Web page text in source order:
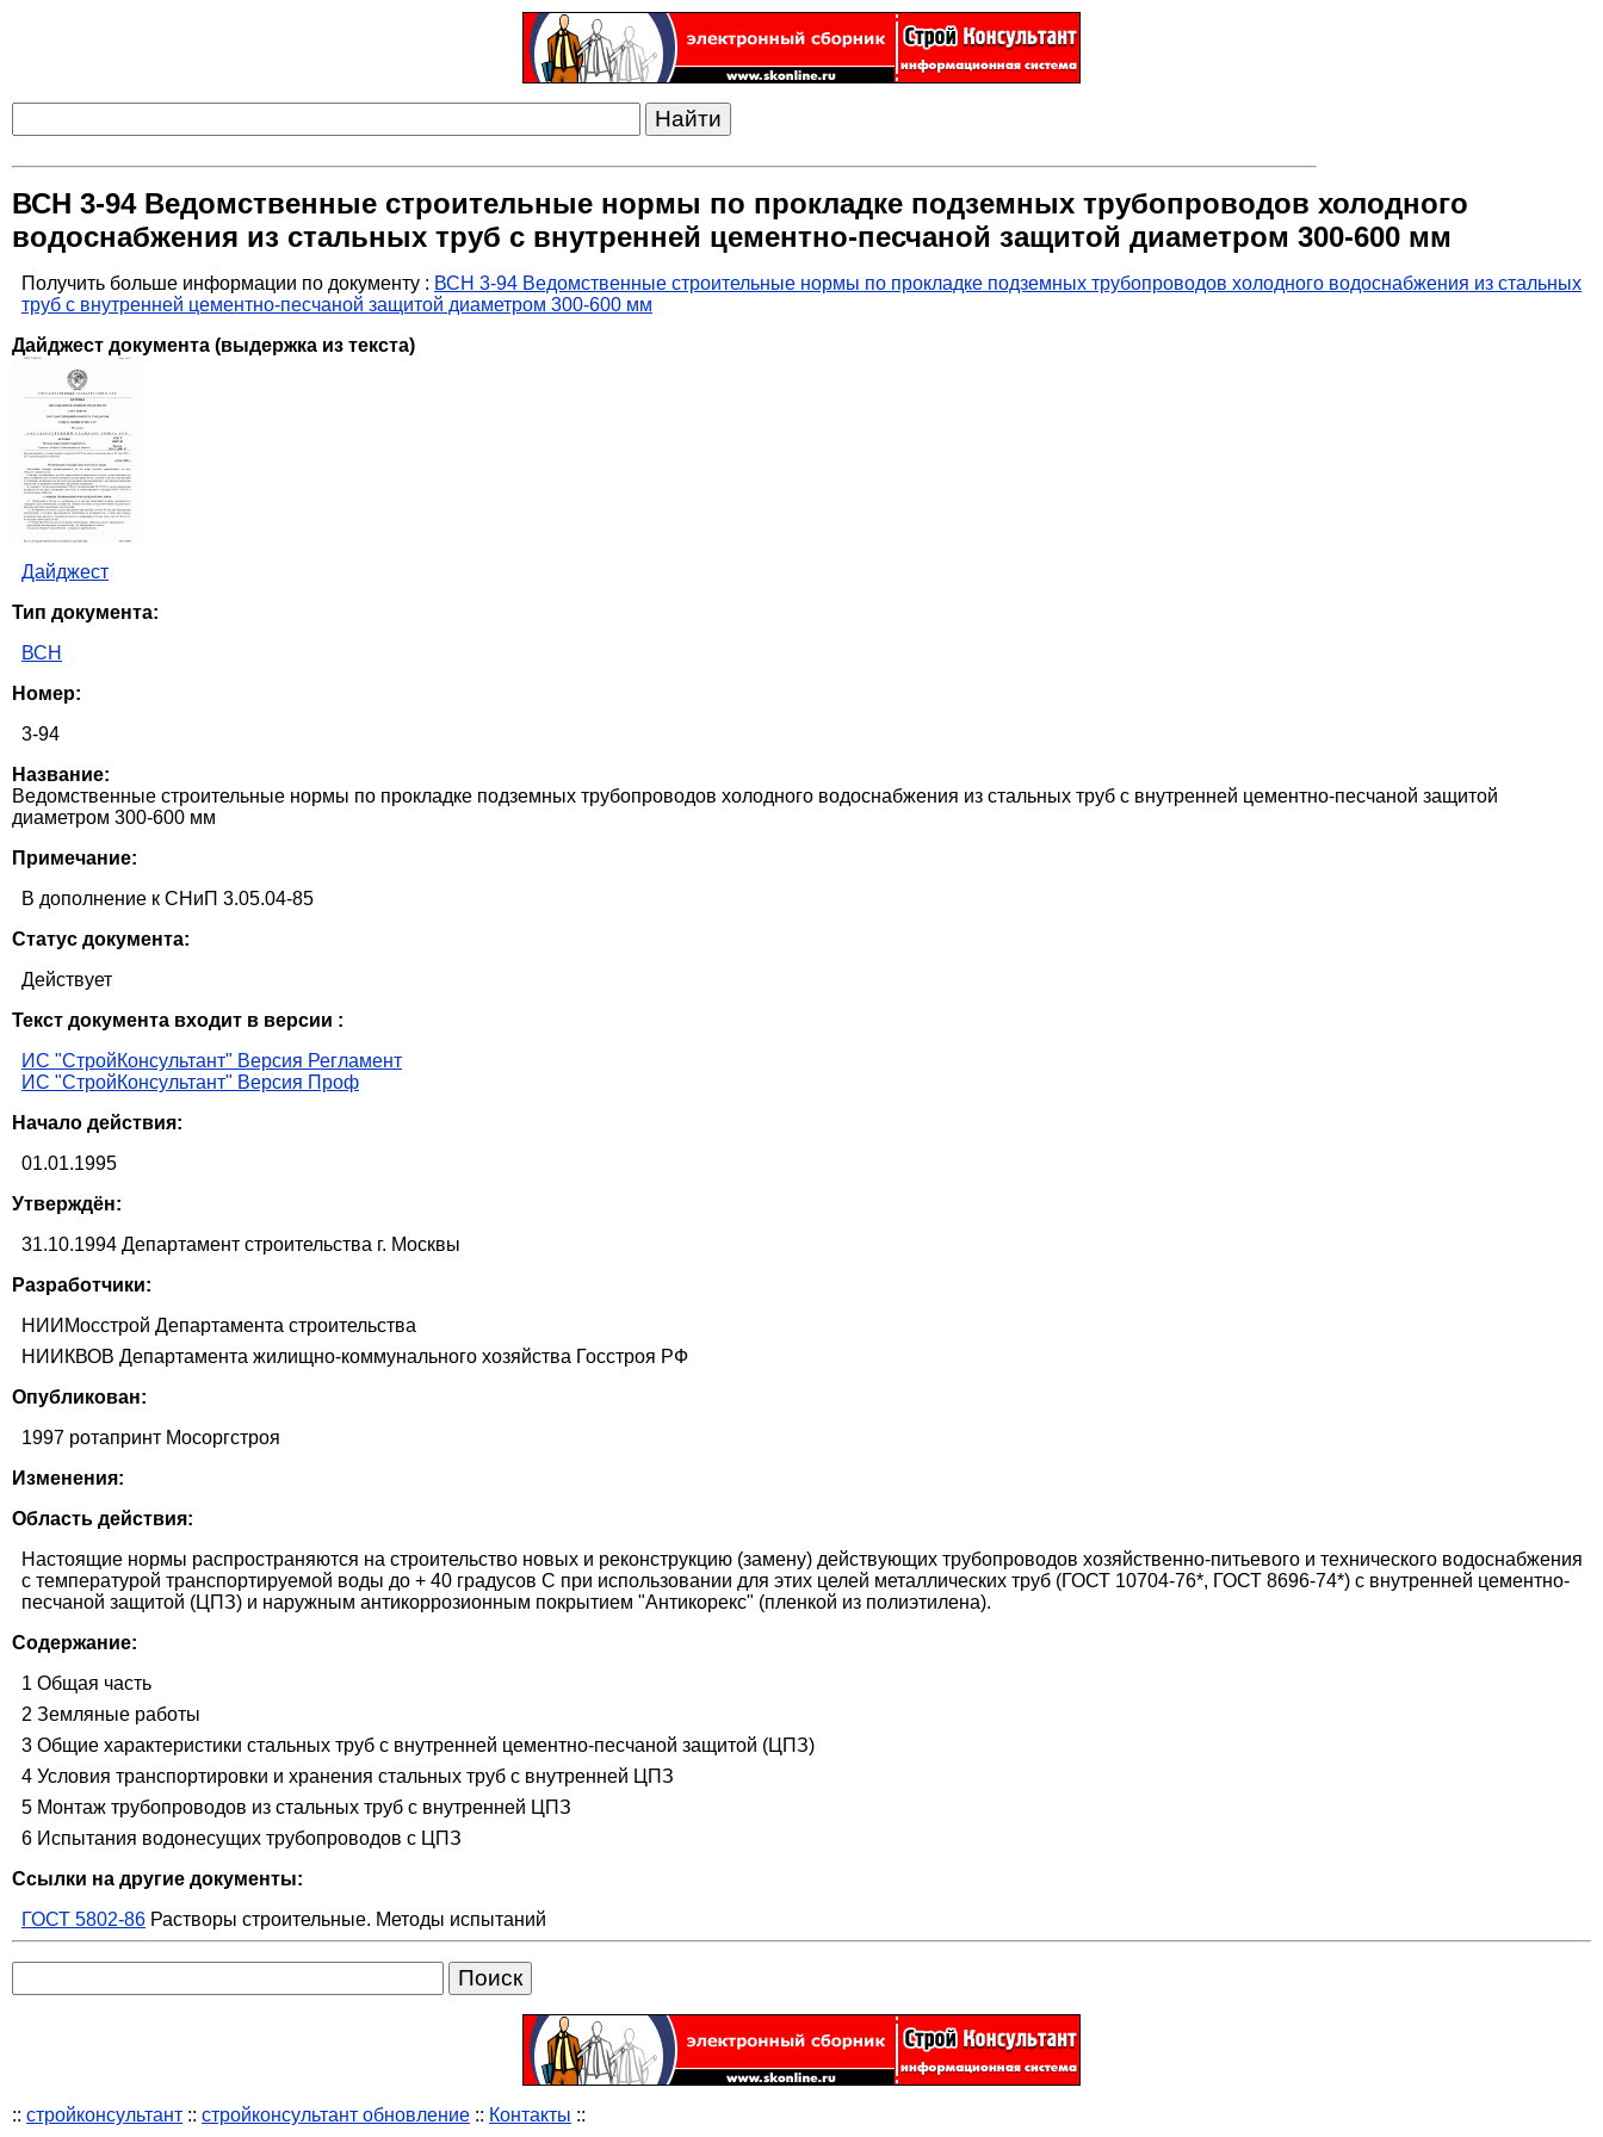
ВСН 3-94 Ведомственные строительные нормы по прокладке подземных трубопроводов холодного
водоснабжения из стальных труб с внутренней цементно-песчаной защитой диаметром 300-600 мм
Получить больше информации по документу : ВСН 3-94 Ведомственные строительные нормы по прокладке подземных трубопроводов холодного водоснабжения из стальных
труб с внутренней цементно-песчаной защитой диаметром 300-600 мм
Дайджест документа (выдержка из текста)
Дайджест
Тип документа:
ВСН
Номер:
3-94
Название:
Ведомственные строительные нормы по прокладке подземных трубопроводов холодного водоснабжения из стальных труб с внутренней цементно-песчаной защитой
диаметром 300-600 мм
Примечание:
В дополнение к СНиП 3.05.04-85
Статус документа:
Действует
Текст документа входит в версии :
ИС "СтройКонсультант" Версия Регламент
ИС "СтройКонсультант" Версия Проф
Начало действия:
01.01.1995
Утверждён:
31.10.1994 Департамент строительства г. Москвы
Разработчики:
НИИМосстрой Департамента строительства
НИИКВОВ Департамента жилищно-коммунального хозяйства Госстроя РФ
Опубликован:
1997 ротапринт Мосоргстроя
Изменения:
Область действия:
Настоящие нормы распространяются на строительство новых и реконструкцию (замену) действующих трубопроводов хозяйственно-питьевого и технического водоснабжения
с температурой транспортируемой воды до + 40 градусов С при использовании для этих целей металлических труб (ГОСТ 10704-76*, ГОСТ 8696-74*) с внутренней цементно-
песчаной защитой (ЦПЗ) и наружным антикоррозионным покрытием "Антикорекс" (пленкой из полиэтилена).
Содержание:
1 Общая часть
2 Земляные работы
3 Общие характеристики стальных труб с внутренней цементно-песчаной защитой (ЦПЗ)
4 Условия транспортировки и хранения стальных труб с внутренней ЦПЗ
5 Монтаж трубопроводов из стальных труб с внутренней ЦПЗ
6 Испытания водонесущих трубопроводов с ЦПЗ
Ссылки на другие документы:
ГОСТ 5802-86 Растворы строительные. Методы испытаний
:: стройконсультант :: стройконсультант обновление :: Контакты ::